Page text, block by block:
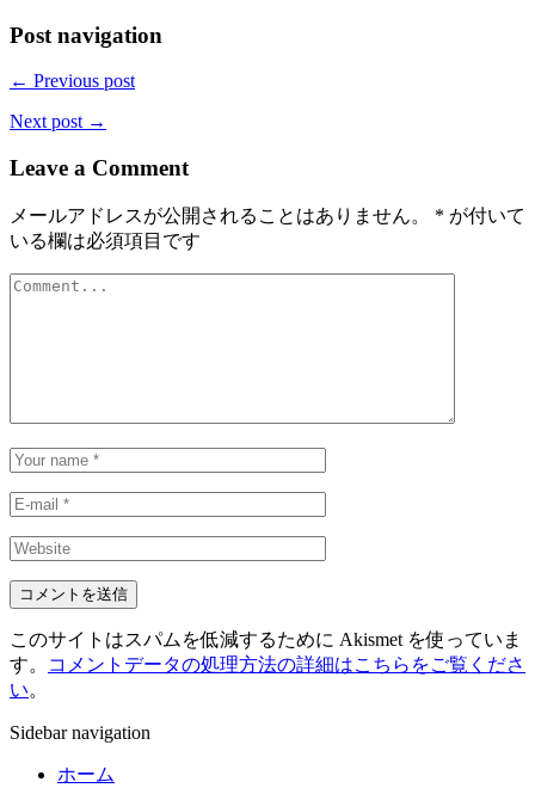
Post navigation
← Previous post
Next post →
Leave a Comment
メールアドレスが公開されることはありません。 * が付いて
いる欄は必須項目です
このサイトはスパムを低減するために Akismet を使っていま
す。
コメントデータの処理方法の詳細はこちらをご覧くださ
い。
Sidebar navigation
ホーム